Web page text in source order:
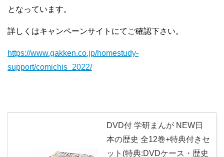
となっています。
詳しくはキャンペーンサイトにてご確認下さい。
https://www.gakken.co.jp/homestudy-
support/comichis_2022/
DVD付 学研まんが NEW日
本の歴史 全12巻+特典付きセ
ット(特典:DVDケース・歴史